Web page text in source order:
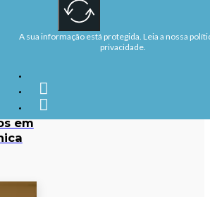
de
em
A sua informação está protegida. Leia a nossa
privacidade.